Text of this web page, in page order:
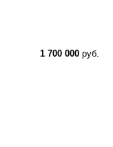
1 700 000 руб.